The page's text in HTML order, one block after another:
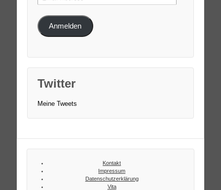
Address
Anmelden
Twitter
Meine Tweets
Kontakt
Impressum
Datenschutzerklärung
Vita